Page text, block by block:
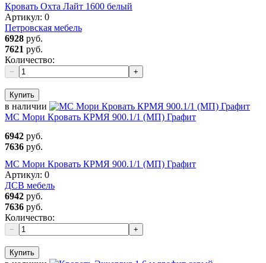
Кровать Охта Лайт 1600 белый
Артикул: 0
Петровская мебель
6928 руб.
7621 руб.
Количество:
− +
Купить
в наличии
МС Мори Кровать КРМЯ 900.1/1 (МП) Графит
6942 руб.
7636 руб.
МС Мори Кровать КРМЯ 900.1/1 (МП) Графит
Артикул: 0
ДСВ мебель
6942 руб.
7636 руб.
Количество:
− +
Купить